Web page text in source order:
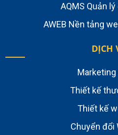
AQMS Quản
AWEB Nền tảng
DỊCH
Marketing
Thiết kế
Thiết kế
Chuyển đổi